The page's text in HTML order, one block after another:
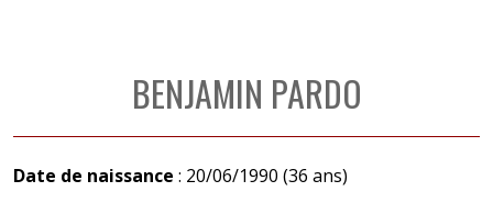
BENJAMIN PARDO
Date de naissance : 20/06/1990 (36 ans)